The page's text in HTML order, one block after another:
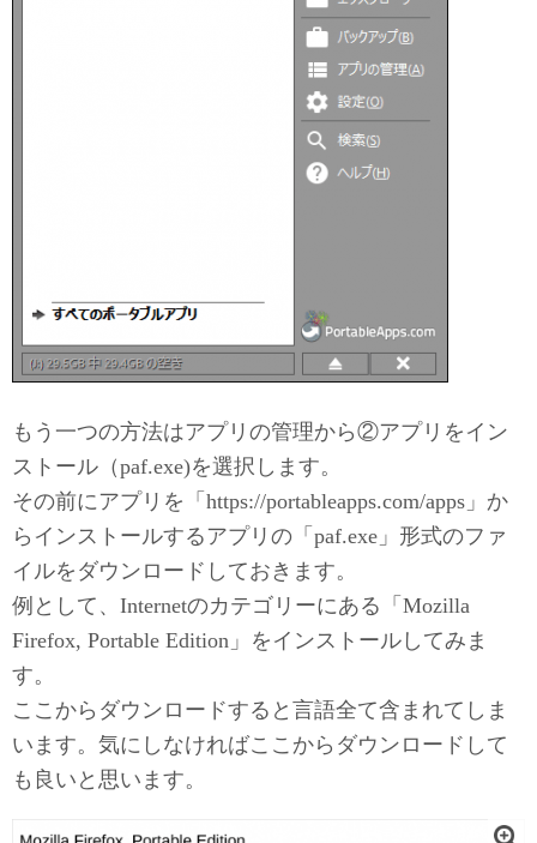
もう一つの方法はアプリの管理から②アプリをイン
ストール（paf.exe)を選択します。
その前にアプリを「https://portableapps.com/apps」か
らインストールするアプリの「paf.exe」形式のファ
イルをダウンロードしておきます。
例として、Internetのカテゴリーにある「Mozilla
Firefox, Portable Edition」をインストールしてみま
す。
ここからダウンロードすると言語全て含まれてしま
います。気にしなければここからダウンロードして
も良いと思います。